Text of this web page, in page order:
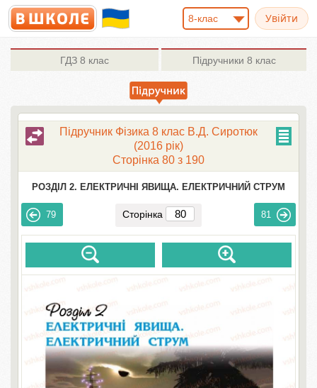
8-клас
ГДЗ 8 клас Підручники 8 клас
Підручник Фізика 8 клас В.Д. Сиротюк
(2016 рік)
Сторінка 80 з 190
РОЗДІЛ 2. ЕЛЕКТРИЧНІ ЯВИЩА. ЕЛЕКТРИЧНИЙ СТРУМ
79 Сторінка 81